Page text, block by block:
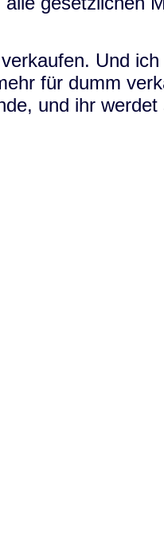
Und
für dumm
und ihr